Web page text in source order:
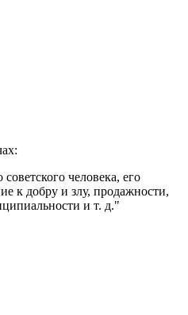
человека, его
к добру и злу, продажности,
и т. д."